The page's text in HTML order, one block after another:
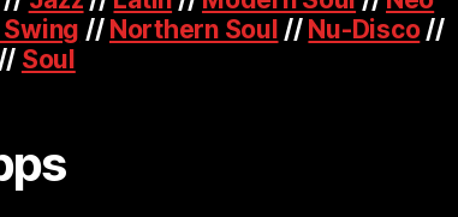
// Northern Soul // Nu-Disco//
// Soul